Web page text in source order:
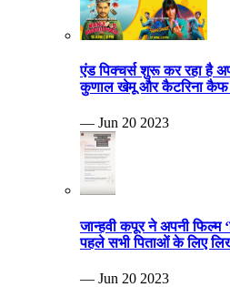
एंड पिक्चर्स शुरू कर रहा है
कुणाल खेमू और कैटरिना कैफ
— Jun 20 2023
जान्हवी कपूर ने अपनी फिल्म
पहले सभी पिताओं के लिए
— Jun 20 2023